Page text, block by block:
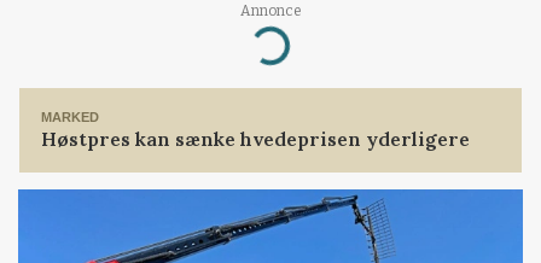
Annonce
Loading...
MARKED
Høstpres kan sænke hvedeprisen yderligere